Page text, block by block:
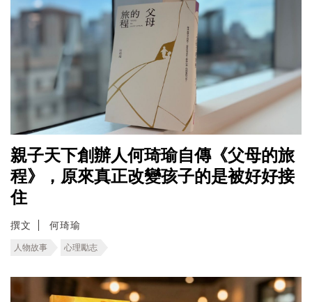
親子天下創辦人何琦瑜自傳《父母的旅
程》，原來真正改變孩子的是被好好接
住
撰文 何琦瑜
人物故事 心理勵志